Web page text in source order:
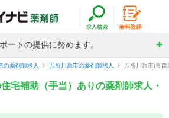
ートの提供に努めます。
の薬剤師求人 五所川原市の薬剤師求人 五所川原市(青
宅補助（手当）ありの薬剤師求人・